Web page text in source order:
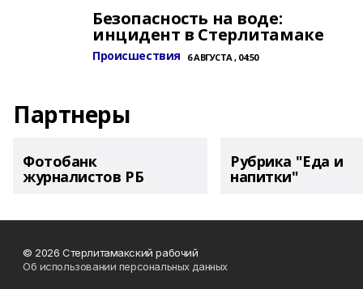
Безопасность на воде:
инцидент в Стерлитамаке
Происшествия 6 АВГУСТА , 04:50
Партнеры
Фотобанк
журналистов РБ
Рубрика "Еда и
напитки"
© 2026 Стерлитамакский рабочий
Об использовании персональных данных